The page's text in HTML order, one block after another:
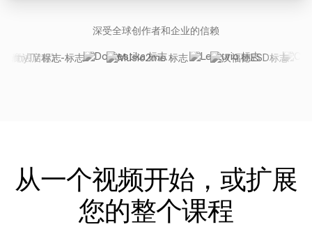
深受全球创作者和企业的信赖
从一个视频开始，或扩展
您的整个课程